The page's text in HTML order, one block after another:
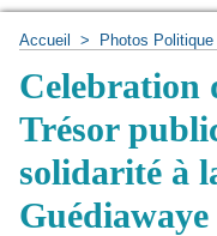
Accueil > Photos Politique
Celebration
Trésor
solidarité à